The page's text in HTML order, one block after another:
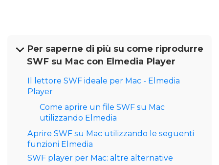
Per saperne di più su come riprodurre
SWF su Mac con Elmedia Player
Il lettore SWF ideale per Mac - Elmedia
Player
Come aprire un file SWF su Mac
utilizzando Elmedia
Aprire SWF su Mac utilizzando le seguenti
funzioni Elmedia
SWF player per Mac: altre alternative